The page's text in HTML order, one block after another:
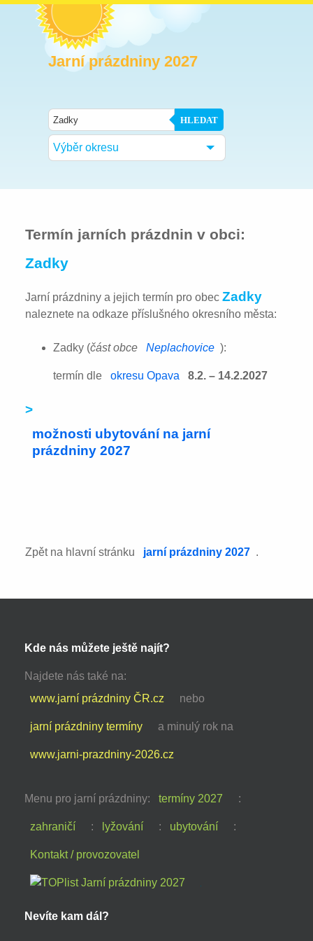
Jarní prázdniny 2027
HLEDAT
Výběr okresu
Termín jarních prázdnin v obci:
Zadky
Jarní prázdniny a jejich termín pro obecZadky
naleznete na odkaze příslušného okresního města:
Zadky (část obce Neplachovice ):
termín dle okresu Opava 8.2. – 14.2.2027
>
možnosti ubytování na jarní
prázdniny 2027
Zpět na hlavní stránku jarní prázdniny 2027 .
Kde nás můžete ještě najít?
Najdete nás také na:
www.jarní prázdniny ČR.cz
nebo
jarní prázdniny termíny a minulý rok na
www.jarni-prazdniny-2026.cz
Menu pro jarní prázdniny: termíny 2027 :
zahraničí : lyžování : ubytování :
Kontakt / provozovatel
Nevíte kam dál?